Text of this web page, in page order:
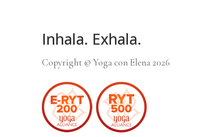
Inhala. Exhala.
Copyright © Yoga con Elena 2026